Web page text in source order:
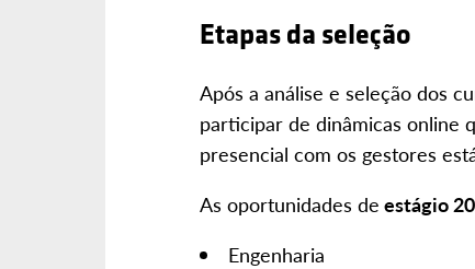
Etapas da seleção
Após a análise e seleção dos
participar de dinâmicas online
presencial com os gestores
As oportunidades de estágio
Engenharia